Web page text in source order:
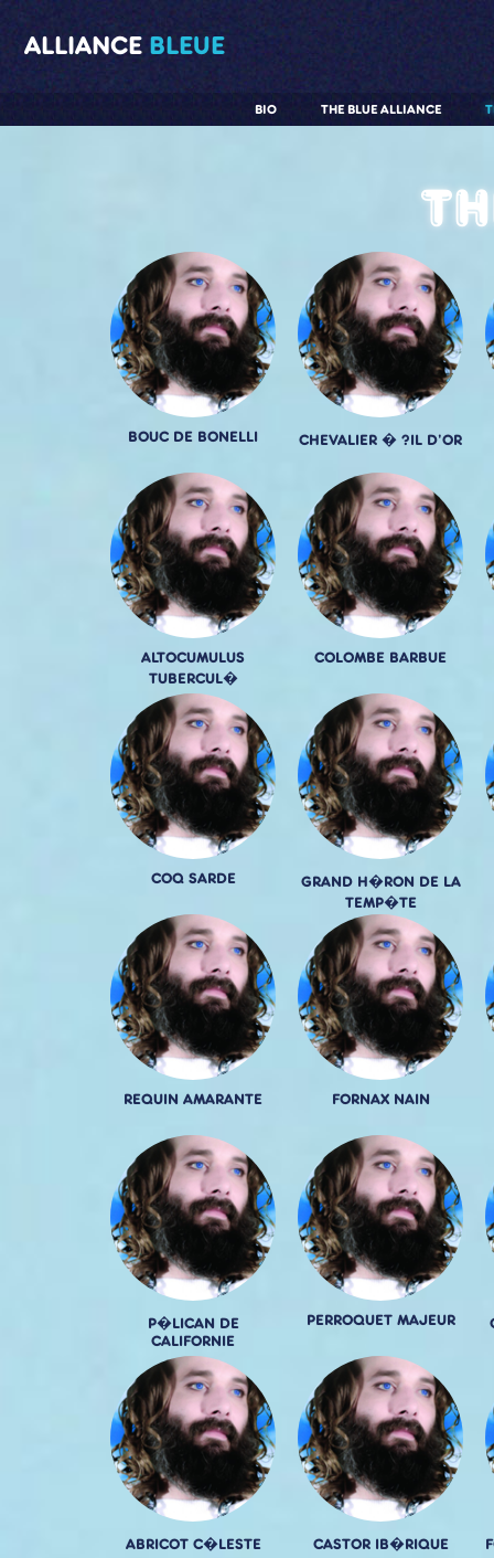
ALLIANCE BLEUE
THE BLUE ALLIANCE
BIO
BOUC DE BONELLI CHEVALIER � ?IL D'OR
ALTOCUMULUS
TUBERCUL�
COLOMBE BARBUE
COQ SARDE
GRAND H�RON DE LA
TEMP�TE
REQUIN AMARANTE FORNAX NAIN
P�LICAN DE
CALIFORNIE
PERROQUET MAJEUR
ABRICOT C�LESTE CASTOR IB�RIQUE